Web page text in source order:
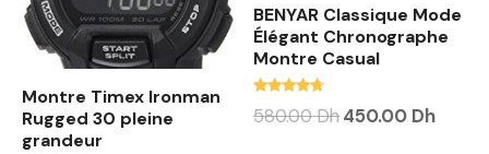
Montre Timex Ironman
Rugged 30 pleine
grandeur
BENYAR Classique Mode
Élégant Chronographe
Montre Casual
4.50
580.00Dh450.00 Dh